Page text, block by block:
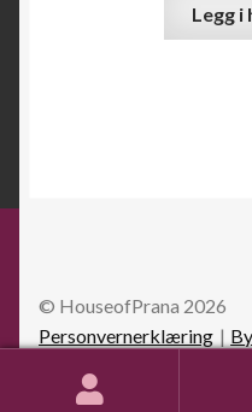
Legg i
© HouseofPrana 2026
Personvernerklæring